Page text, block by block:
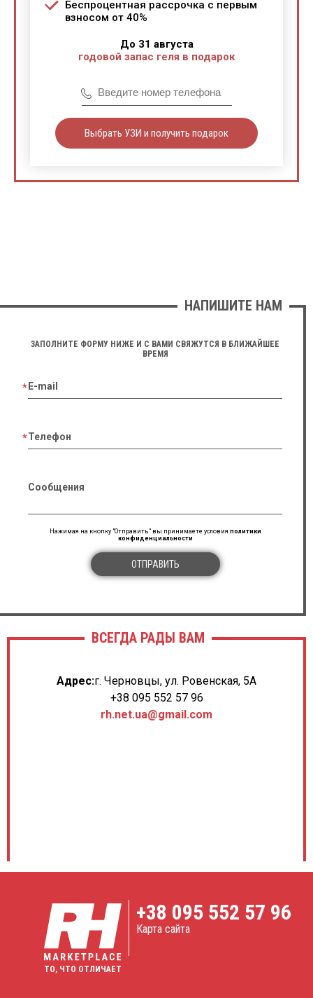
Беспроцентная рассрочка с первым
взносом от 40%
До 31 августа
годовой запас геля в подарок
Выбрать УЗИ и получить подарок
НАПИШИТЕ НАМ
ЗАПОЛНИТЕ ФОРМУ НИЖЕ И С ВАМИ СВЯЖУТСЯ В БЛИЖАЙШЕЕ
ВРЕМЯ
E-mail
Телефон
Сообщения
Нажимая на кнопку "Отправить" вы принимаете условия политики
конфиденциальности
ОТПРАВИТЬ
ВСЕГДА РАДЫ ВАМ
Адрес:г. Черновцы, ул. Ровенская, 5А
+38 095 552 57 96
rh.net.ua@gmail.com
ТО, ЧТО ОТЛИЧАЕТ
+38 095 552 57 96
Карта сайта